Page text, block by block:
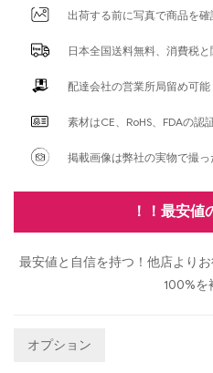
出荷する前に写真で商品を確
日本全国送料無料、消費税
配達会社の営業所局留め可能
素材はCE、RoHS、FDAの認
掲載画像は弊社の実物で撮っ
！！最安値
最安値と自信を持つ！他店より
100%を
オプション